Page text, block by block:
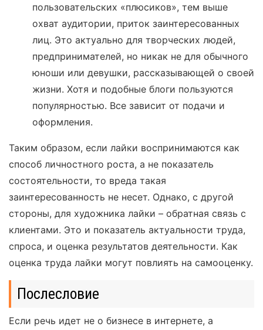
пользовательских «плюсиков», тем выше
охват аудитории, приток заинтересованных
лиц. Это актуально для творческих людей,
предпринимателей, но никак не для обычного
юноши или девушки, рассказывающей о своей
жизни. Хотя и подобные блоги пользуются
популярностью. Все зависит от подачи и
оформления.
Таким образом, если лайки воспринимаются как
способ личностного роста, а не показатель
состоятельности, то вреда такая
заинтересованность не несет. Однако, с другой
стороны, для художника лайки – обратная связь с
клиентами. Это и показатель актуальности труда,
спроса, и оценка результатов деятельности. Как
оценка труда лайки могут повлиять на самооценку.
Послесловие
Если речь идет не о бизнесе в интернете, а